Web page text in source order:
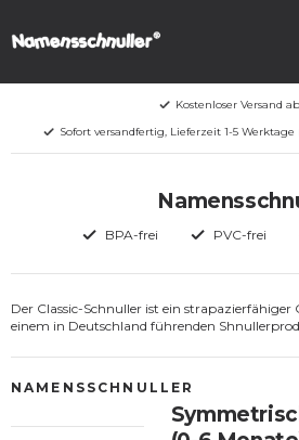
Kostenloser Versand
Sofort versandfertig, Lieferzeit 1-5 Werktage
BPA-frei PVC-frei
Der Classic-Schnuller ist ein
einem in Deutschland führenden
NAMENSSCHNULLER